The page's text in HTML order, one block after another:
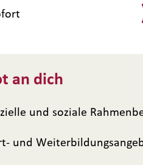
an dich
und soziale
und